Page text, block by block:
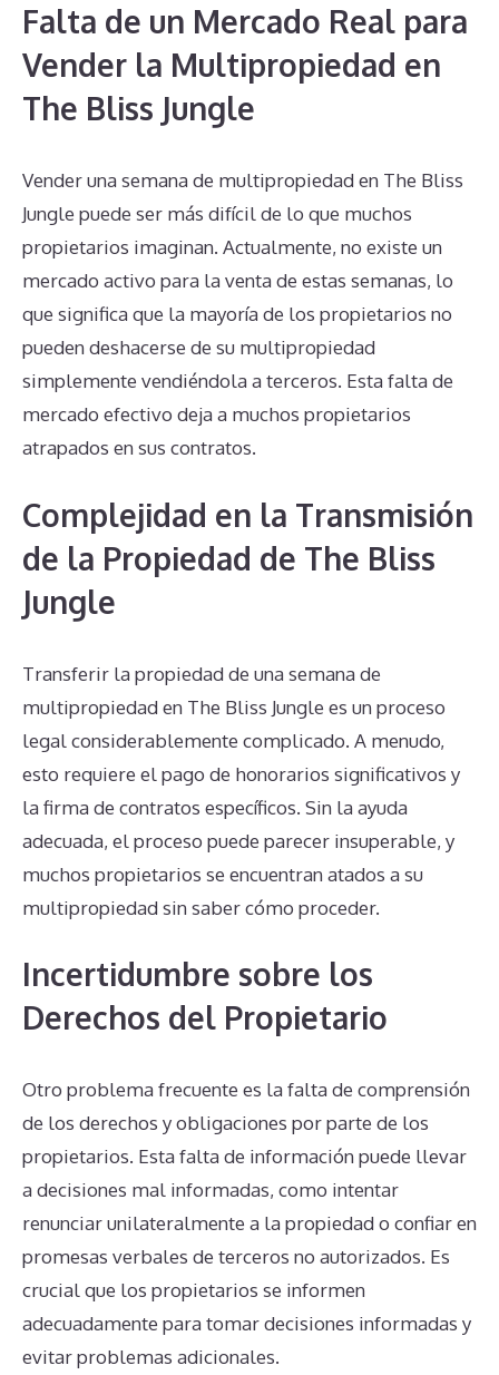
Falta de un Mercado Real para
Vender la Multipropiedad en
The Bliss Jungle
Vender una semana de multipropiedad en The Bliss
Jungle puede ser más difícil de lo que muchos
propietarios imaginan. Actualmente, no existe un
mercado activo para la venta de estas semanas, lo
que significa que la mayoría de los propietarios no
pueden deshacerse de su multipropiedad
simplemente vendiéndola a terceros. Esta falta de
mercado efectivo deja a muchos propietarios
atrapados en sus contratos.
Complejidad en la Transmisión
de la Propiedad de The Bliss
Jungle
Transferir la propiedad de una semana de
multipropiedad en The Bliss Jungle es un proceso
legal considerablemente complicado. A menudo,
esto requiere el pago de honorarios significativos y
la firma de contratos específicos. Sin la ayuda
adecuada, el proceso puede parecer insuperable, y
muchos propietarios se encuentran atados a su
multipropiedad sin saber cómo proceder.
Incertidumbre sobre los
Derechos del Propietario
Otro problema frecuente es la falta de comprensión
de los derechos y obligaciones por parte de los
propietarios. Esta falta de información puede llevar
a decisiones mal informadas, como intentar
renunciar unilateralmente a la propiedad o confiar en
promesas verbales de terceros no autorizados. Es
crucial que los propietarios se informen
adecuadamente para tomar decisiones informadas y
evitar problemas adicionales.